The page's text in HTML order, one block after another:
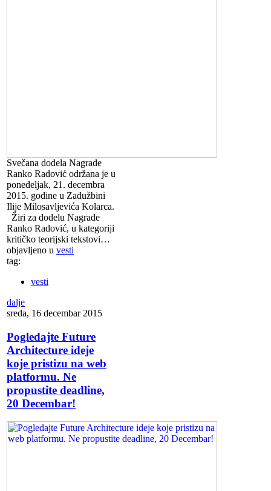
Svečana dodela Nagrade
Ranko Radović održana je u
ponedeljak, 21. decembra
2015. godine u Zadužbini
Ilije Milosavljevića Kolarca.
Žiri za dodelu Nagrade
Ranko Radović, u kategoriji
kritičko teorijski tekstovi…
objavljeno u vesti
tag:
vesti
dalje
sreda, 16 decembar 2015
Pogledajte Future
Architecture ideje
koje pristizu na web
platformu. Ne
propustite deadline,
20 Decembar!